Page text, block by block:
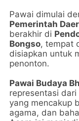
Pawai dimulai
Pemerintah
berakhir di
Bongso, tempat
disiapkan untuk
penonton.
Pawai Budaya
representasi
yang mencakup
agama, dan